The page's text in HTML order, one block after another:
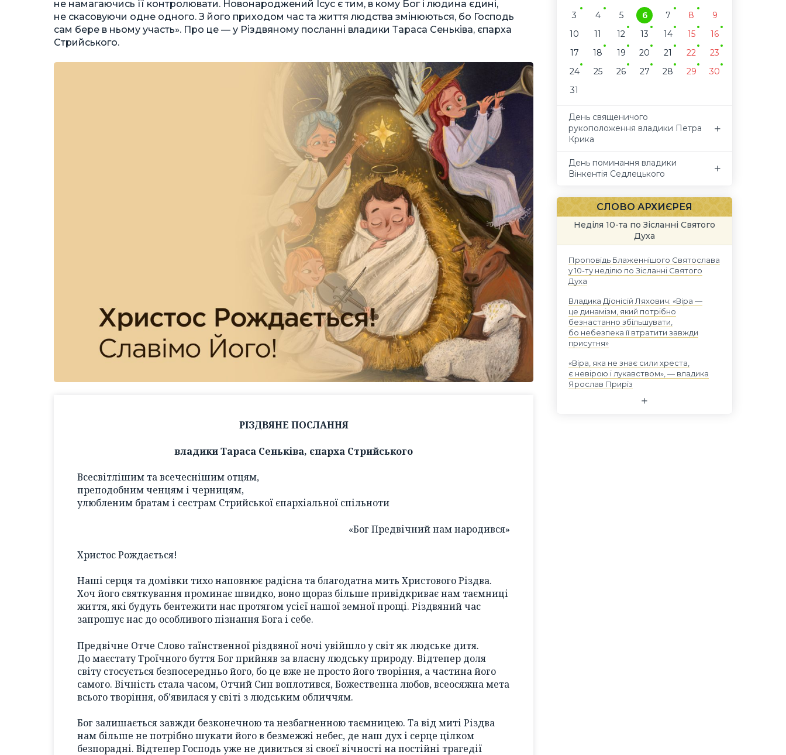
не намагаючись її контролювати. Новонароджений Ісус є тим, в кому Бог і людина єдині,
не скасовуючи одне одного. З його приходом час та життя людства змінюються, бо Господь
сам бере в ньому участь». Про це — у Різдвяному посланні владики Тараса Сеньківа, єпарха
Стрийського.
РІЗДВЯНЕ ПОСЛАННЯ
владики Тараса Сеньківа, єпарха Стрийського
Всесвітлішим та всечеснішим отцям,
преподобним ченцям і черницям,
улюбленим братам і сестрам Стрийської єпархіальної спільноти
«Бог Предвічний нам народився»
Христос Рождається!
Наші серця та домівки тихо наповнює радісна та благодатна мить Христового Різдва.
Хоч його святкування проминає швидко, воно щораз більше привідкриває нам таємниці
життя, які будуть бентежити нас протягом усієї нашої земної прощі. Різдвяний час
запрошує нас до особливого пізнання Бога і себе.
Предвічне Отче Слово таїнственної різдвяної ночі увійшло у світ як людське дитя.
До маєстату Троїчного буття Бог прийняв за власну людську природу. Відтепер доля
світу стосується безпосередньо його, бо це вже не просто його творіння, а частина його
самого. Вічність стала часом, Отчий Син воплотився, Божественна любов, всеосяжна мета
всього творіння, об’явилася у світі з людським обличчям.
Бог залишається завжди безконечною та незбагненною таємницею. Та від миті Різдва
нам більше не потрібно шукати його в безмежжі небес, де наш дух і серце цілком
безпорадні. Відтепер Господь уже не дивиться зі своєї вічності на постійні трагедії
3
4 5 6 7 8
9
10
11 12 13 14 15
16
17
18 19 20 21 22
23
24
25 26 27 28 29
30
31
День священичого
рукоположення владики Петра
Крика
День поминання владики
Вінкентія Седлецького
СЛОВО АРХИЄРЕЯ
Неділя 10-та по Зісланні Святого
Духа
Проповідь Блаженнішого Святослава
у 10-ту неділю по Зісланні Святого
Духа
Владика Діонісій Ляхович: «Віра —
це динамізм, який потрібно
безнастанно збільшувати,
бо небезпека її втратити завжди
присутня»
«Віра, яка не знає сили хреста,
є невірою і лукавством», — владика
Ярослав Приріз